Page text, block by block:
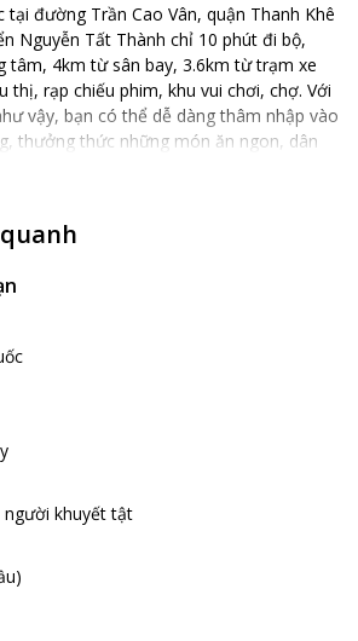
tại đường Trần Cao Vân, quận Thanh Khê
Nguyễn Tất Thành chỉ 10 phút đi bộ,
tâm, 4km từ sân bay, 3.6km từ trạm xe
thị, rạp chiếu phim, khu vui chơi, chợ. Với
vậy, bạn có thể dễ dàng thâm nhập vào
thưởng thức những món ăn ngon, dân
mức giá bình dân. + Halo House được
bị đầy đủ các vật dụng thông thường
kết hợp ngắm hoàng hôn, chế biến
đình, bạn bè. + HaLo House có phòng
xe riêng biệt, cửa cuốn đặc biệt an toàn,
nghiệm, tạo kỉ niệm với những người thân
người khuyết tật